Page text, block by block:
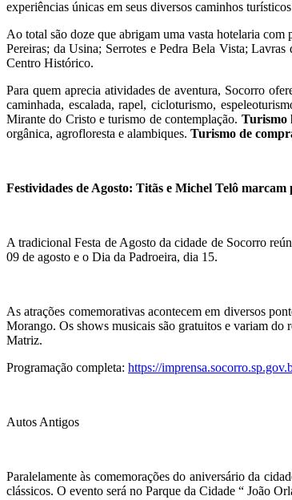
experiências únicas em seus diversos caminhos
Ao total são doze que abrigam uma vasta hotelaria com
Pereiras; da Usina; Serrotes e Pedra Bela Vista;
Centro Histórico.
Para quem aprecia atividades de aventura, Socorro
caminhada, escalada, rapel, cicloturismo,
Mirante do Cristo e turismo de contemplação. Turismo
orgânica, agrofloresta e alambiques. Turismo de
Festividades de Agosto: Titãs e Michel Telô marcam
A tradicional Festa de Agosto da cidade de Socorro
09 de agosto e o Dia da Padroeira, dia 15.
As atrações comemorativas acontecem em diversos
Morango. Os shows musicais são gratuitos e variam do
Matriz.
Programação completa: https://
Autos Antigos
Paralelamente às comemorações do aniversário da
clássicos. O evento será no Parque da Cidade “ João